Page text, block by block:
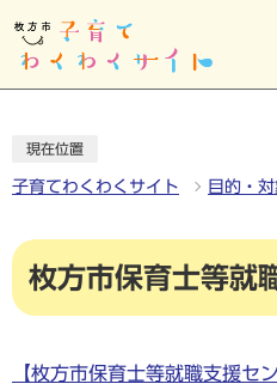
現在位置
子育てわくわくサイト 目的・
枚方市保育士等就
【枚方市保育士等就職支援セ